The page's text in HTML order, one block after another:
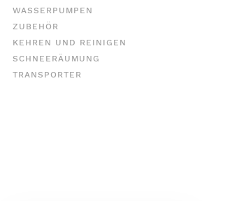
WASSERPUMPEN
ZUBEHÖR
KEHREN UND REINIGEN
SCHNEERÄUMUNG
TRANSPORTER